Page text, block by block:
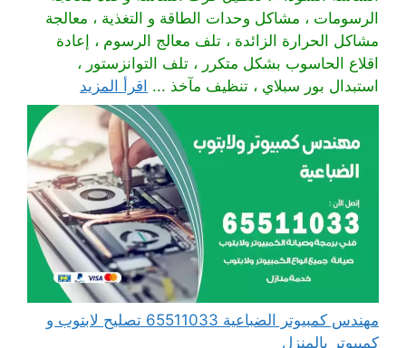
الرسومات ، مشاكل وحدات الطاقة و التغذية ، معالجة
مشاكل الحرارة الزائدة ، تلف معالج الرسوم ، إعادة
اقلاع الحاسوب بشكل متكرر ، تلف التوانزستور ،
استبدال بور سبلاي ، تنظيف مآخذ ... اقرأ المزيد
مهندس كمبيوتر الضباعية 65511033 تصليح لابتوب و
كمبيوتر بالمنزل